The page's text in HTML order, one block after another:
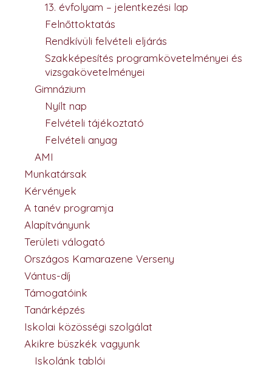
13. évfolyam – jelentkezési lap
Felnőttoktatás
Rendkívüli felvételi eljárás
Szakképesítés programkövetelményei és
vizsgakövetelményei
Gimnázium
Nyílt nap
Felvételi tájékoztató
Felvételi anyag
AMI
Munkatársak
Kérvények
A tanév programja
Alapítványunk
Területi válogató
Országos Kamarazene Verseny
Vántus-díj
Támogatóink
Tanárképzés
Iskolai közösségi szolgálat
Akikre büszkék vagyunk
Iskolánk tablói